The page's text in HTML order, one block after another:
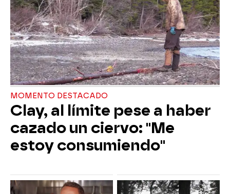
MOMENTO DESTACADO
Clay, al límite pese a haber
cazado un ciervo: "Me
estoy consumiendo"